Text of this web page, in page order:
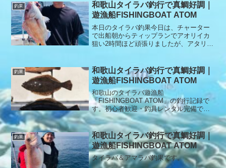
釣果
和歌山タイラバ釣行で真鯛好調｜
遊漁船FISHINGBOAT ATOM
本日のタイラバ釣果今日は、チャーター
で出船朝からティップランでアオリイカ
狙い2時間ほど頑張りましたが、アタリも
あり絶好調でしたが、次の流しでバラシ
の連続で地合い終了その後は、アタリも
無く厳しかった。本日もありがとうござ
いました。
釣果
和歌山タイラバ釣行で真鯛好調｜
遊漁船FISHINGBOAT ATOM
和歌山のタイラバ遊漁船
「FISHINGBOAT ATOM」の釣行記録で
す。初心者歓迎・釣具レンタル完備で、
安心してタイラバ釣りを楽しめます。本
日の呑ませ釣果です。朝からエサのイワ
シ釣りからスタート🎣今日は、よくイワ
シが釣れたのでいい時間にヒ...
釣果
和歌山タイラバ釣行で真鯛好調｜
遊漁船FISHINGBOAT ATOM
タイラバ＆アマラバ釣果です。